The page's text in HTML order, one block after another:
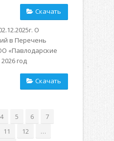
Скачать
О
в Перечень
«Павлодарские
год
Скачать
4 5 6
7
11 12
…